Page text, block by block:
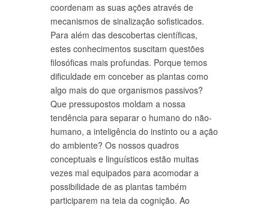
coordenam as suas ações através de
mecanismos de sinalização sofisticados.
Para além das descobertas científicas,
estes conhecimentos suscitam questões
filosóficas mais profundas. Porque temos
dificuldade em conceber as plantas como
algo mais do que organismos passivos?
Que pressupostos moldam a nossa
tendência para separar o humano do não-
humano, a inteligência do instinto ou a ação
do ambiente? Os nossos quadros
conceptuais e linguísticos estão muitas
vezes mal equipados para acomodar a
possibilidade de as plantas também
participarem na teia da cognição. Ao